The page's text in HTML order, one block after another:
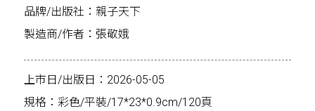
品牌/出版社：親子天下
製造商/作者：張敬娥
上市日/出版日：2026-05-05
規格：彩色/平裝/17*23*0.9cm/120頁